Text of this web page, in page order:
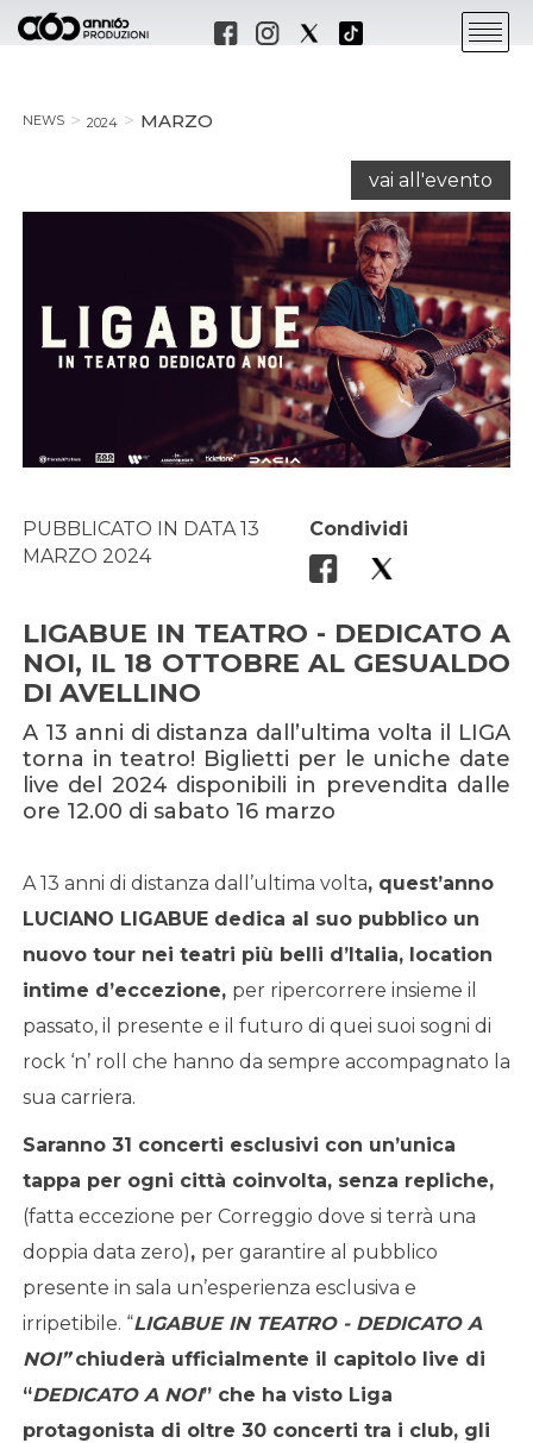
NEWS 2024 MARZO
vai all'evento
PUBBLICATO IN DATA 13
MARZO 2024
Condividi
LIGABUE IN TEATRO - DEDICATO A
NOI, IL 18 OTTOBRE AL GESUALDO
DI AVELLINO
A 13 anni di distanza dall’ultima volta il LIGA
torna in teatro! Biglietti per le uniche date
live del 2024 disponibili in prevendita dalle
ore 12.00 di sabato 16 marzo
A 13 anni di distanza dall’ultima volta, quest’anno
LUCIANO LIGABUE dedica al suo pubblico un
nuovo tour nei teatri più belli d’Italia, location
intime d’eccezione, per ripercorrere insieme il
passato, il presente e il futuro di quei suoi sogni di
rock ‘n’ roll che hanno da sempre accompagnato la
sua carriera.
Saranno 31 concerti esclusivi con un’unica
tappa per ogni città coinvolta, senza repliche,
(fatta eccezione per Correggio dove si terrà una
doppia data zero), per garantire al pubblico
presente in sala un’esperienza esclusiva e
irripetibile. “LIGABUE IN TEATRO - DEDICATO A
NOI” chiuderà ufficialmente il capitolo live di
“DEDICATO A NOI” che ha visto Liga
protagonista di oltre 30 concerti tra i club, gli